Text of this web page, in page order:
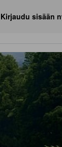
Kirjaudu sisään